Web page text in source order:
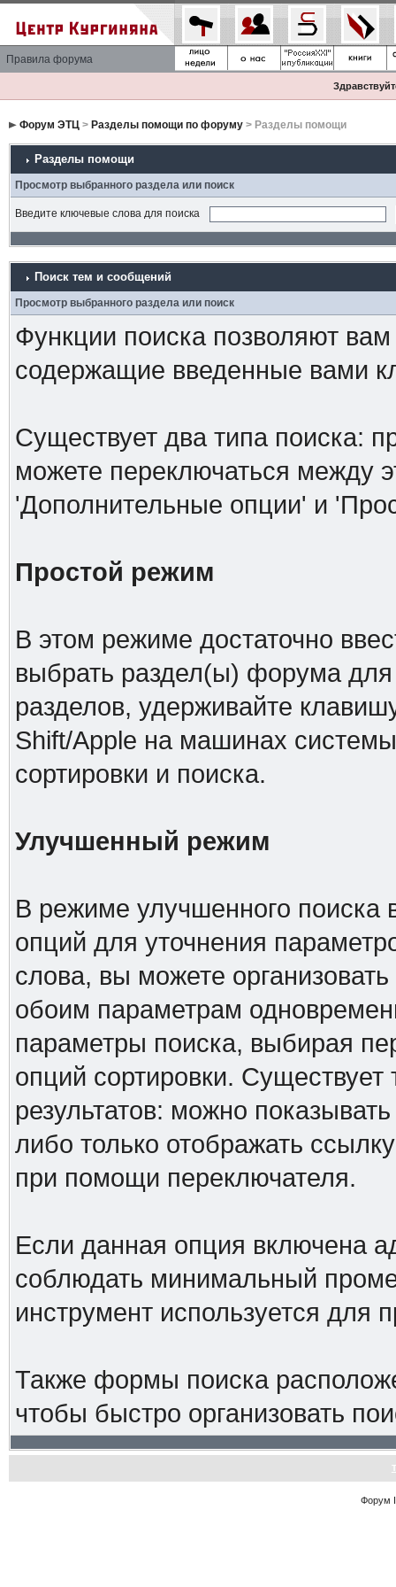
Правила форума
Форум ЭТЦ> Разделы помощи по форуму> Разделы помощи
Разделы помощи
Просмотр выбранного раздела или поиск
Введите ключевые слова для поиска
Поиск тем и сообщений
Просмотр выбранного раздела или поиск
Функции поиска позволяют
содержащие введенные вами
Существует два типа поиска:
можете переключаться между
'Дополнительные опции' и
Простой режим
В этом режиме достаточно
выбрать раздел(ы) форума
разделов, удерживайте
Shift/Apple на машинах
сортировки и поиска.
Улучшенный режим
В режиме улучшенного поиска
опций для уточнения
слова, вы можете
обоим параметрам
параметры поиска, выбирая
опций сортировки.
результатов: можно
либо только отображать
при помощи переключателя.
Если данная опция включена
соблюдать минимальный
инструмент используется
Также формы поиска
чтобы быстро организовать
Форум